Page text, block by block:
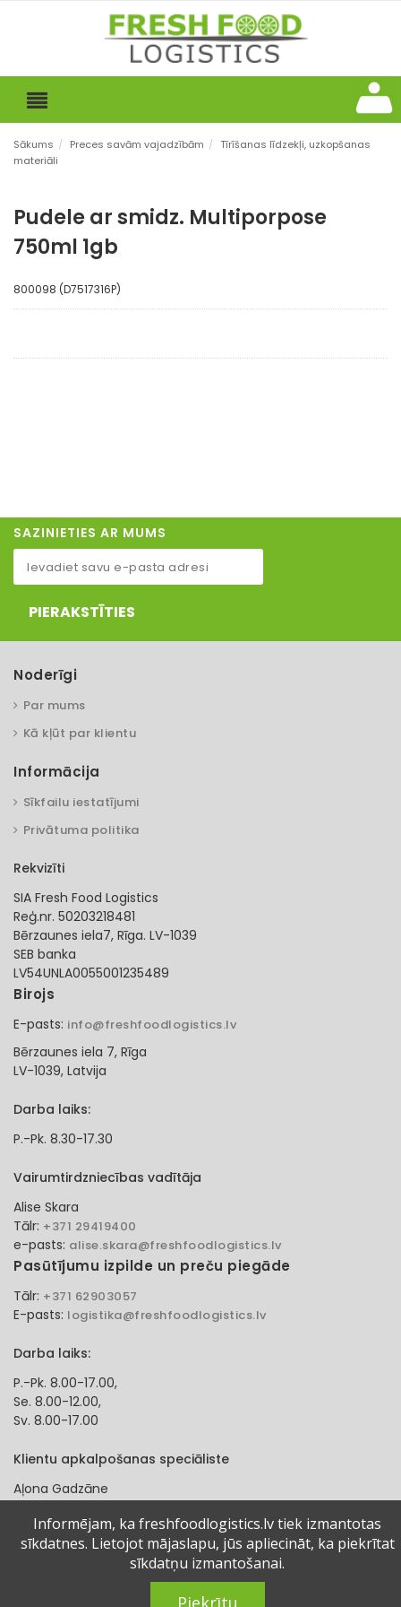
Sākums / Preces savām vajadzībām / Tīrīšanas līdzekļi, uzkopšanas
materiāli
Pudele ar smidz. Multiporpose
750ml 1gb
800098 (D7517316P)
SAZINIETIES AR MUMS
PIERAKSTĪTIES
Noderīgi
Par mums
Kā kļūt par klientu
Informācija
Sīkfailu iestatījumi
Privātuma politika
Rekvizīti
SIA Fresh Food Logistics
Reģ.nr. 50203218481
Bērzaunes iela7, Rīga. LV-1039
SEB banka
LV54UNLA0055001235489
Birojs
E-pasts: info@freshfoodlogistics.lv
Bērzaunes iela 7, Rīga
LV-1039, Latvija
Darba laiks:
P.-Pk. 8.30-17.30
Vairumtirdzniecības vadītāja
Alise Skara
Tālr: +371 29419400
e-pasts: alise.skara@freshfoodlogistics.lv
Pasūtījumu izpilde un preču piegāde
Tālr: +371 62903057
E-pasts: logistika@freshfoodlogistics.lv
Darba laiks:
P.-Pk. 8.00-17.00,
Se. 8.00-12.00,
Sv. 8.00-17.00
Klientu apkalpošanas speciāliste
Aļona Gadzāne
e-pasts:alona.gadzane@freshfoodlogistics.lv
© 2024 Fresh Food Logistics SIA. Visas tiesības aizsargātas.
Informējam, ka freshfoodlogistics.lv tiek izmantotas
sīkdatnes. Lietojot mājaslapu, jūs apliecināt, ka piekrītat
sīkdatņu izmantošanai.
Piekrītu